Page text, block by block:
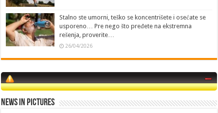
Stalno ste umorni, teško se koncentrišete i osećate se
usporeno… Pre nego što pređete na ekstremna
rešenja, proverite…
26/04/2026
News in Pictures